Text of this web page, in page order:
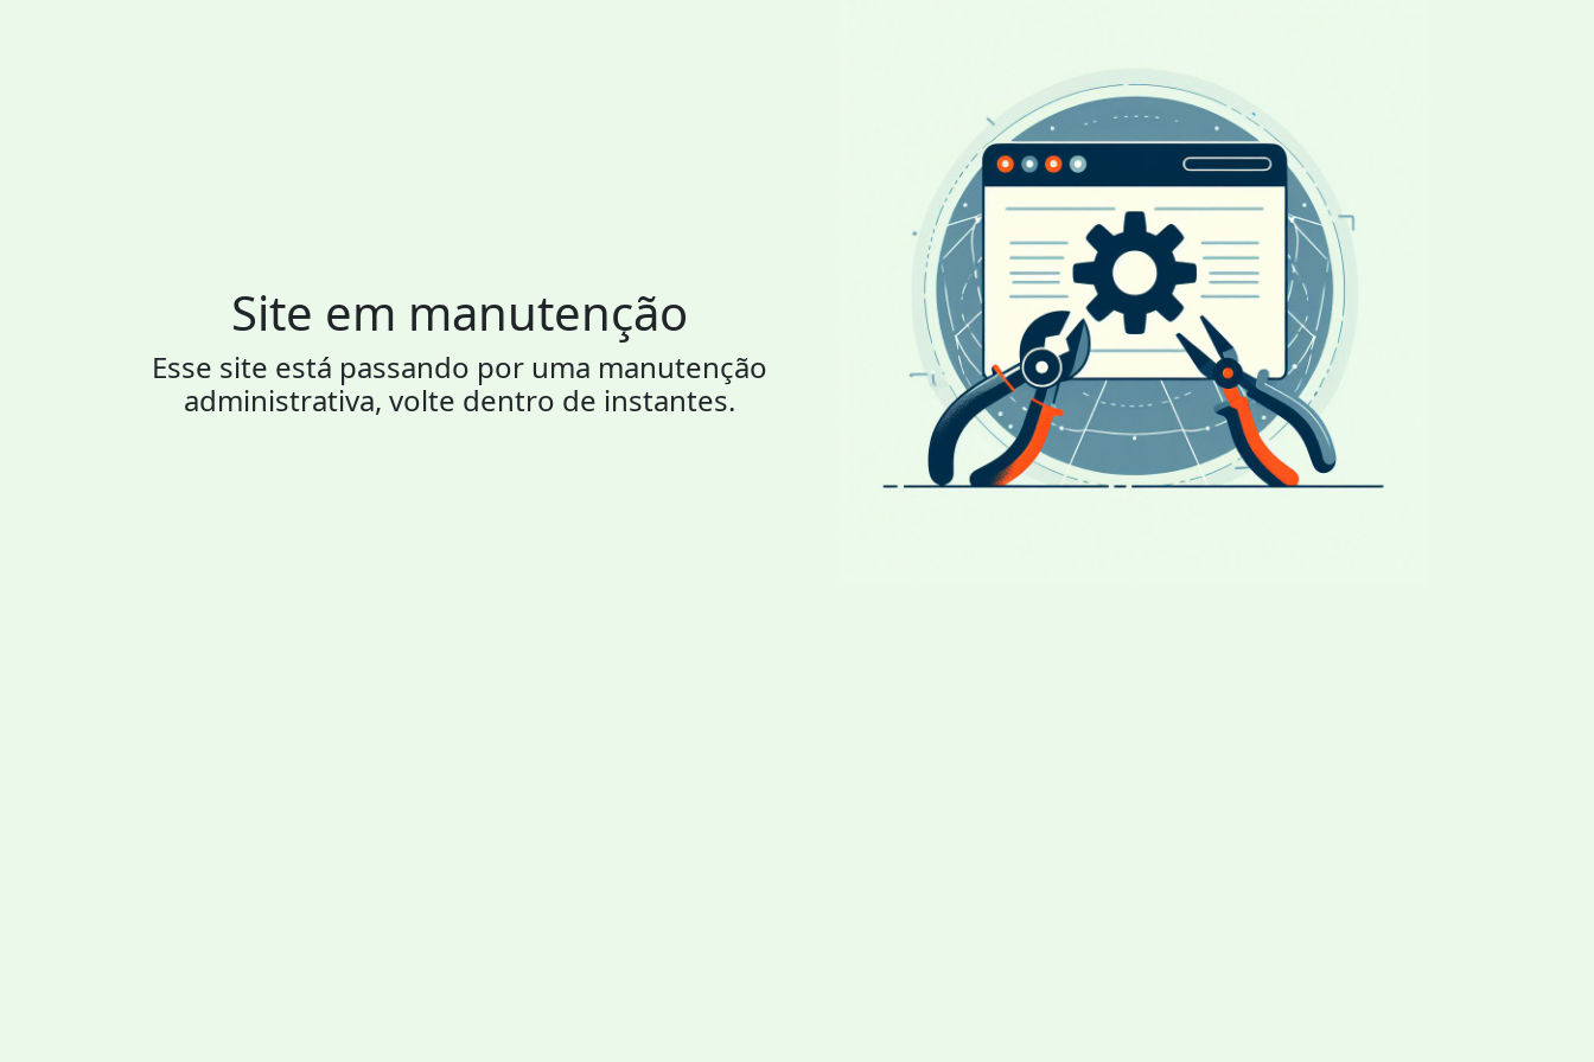
Site em manutenção
Esse site está passando por uma manutenção
administrativa, volte dentro de instantes.